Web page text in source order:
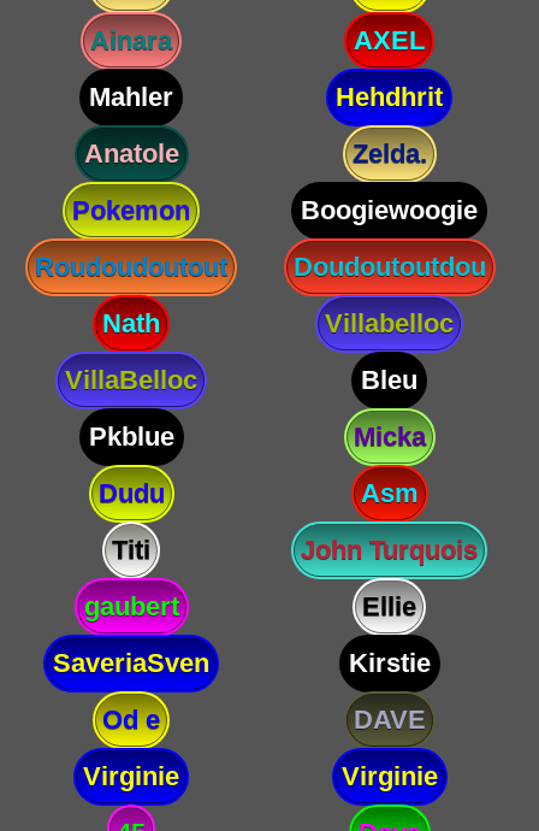
Ainara
AXEL
Mahler
Hehdhrit
Anatole
Zelda.
Pokemon
Boogiewoogie
Roudoudoutout
Doudoutoutdou
Nath
Villabelloc
VillaBelloc
Bleu
Pkblue
Micka
Dudu
Asm
Titi
John Turquois
gaubert
Ellie
SaveriaSven
Kirstie
Od e
DAVE
Virginie
Virginie